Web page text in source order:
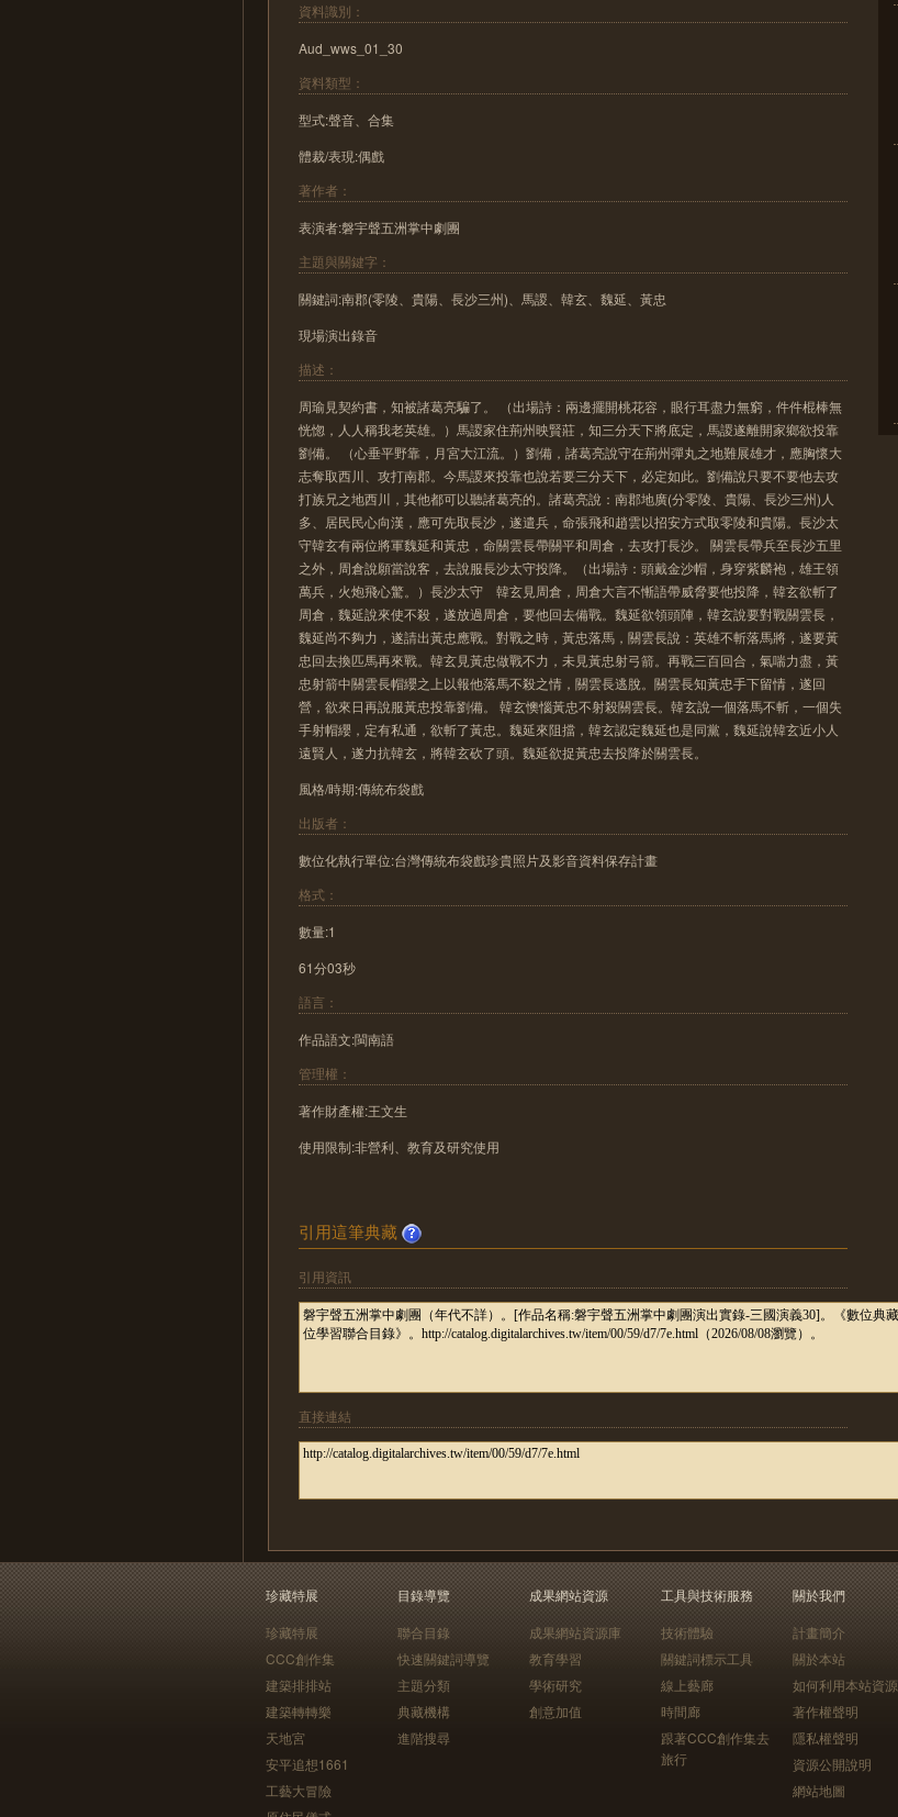
資料識別：
Aud_wws_01_30
資料類型：
型式:聲音、合集
體裁/表現:偶戲
著作者：
表演者:磐宇聲五洲掌中劇團
主題與關鍵字：
關鍵詞:南郡(零陵、貴陽、長沙三州)、馬謖、韓玄、魏延、黃忠
現場演出錄音
描述：
周瑜見契約書，知被諸葛亮騙了。 （出場詩：兩邊擺開桃花容，眼行耳盡力無窮，件件棍棒無
恍惚，人人稱我老英雄。）馬謖家住荊州映賢莊，知三分天下將底定，馬謖遂離開家鄉欲投靠
劉備。 （心垂平野靠，月宮大江流。）劉備，諸葛亮說守在荊州彈丸之地難展雄才，應胸懷大
志奪取西川、攻打南郡。今馬謖來投靠也說若要三分天下，必定如此。劉備說只要不要他去攻
打族兄之地西川，其他都可以聽諸葛亮的。諸葛亮說：南郡地廣(分零陵、貴陽、長沙三州)人
多、居民民心向漢，應可先取長沙，遂遣兵，命張飛和趙雲以招安方式取零陵和貴陽。長沙太
守韓玄有兩位將軍魏延和黃忠，命關雲長帶關平和周倉，去攻打長沙。 關雲長帶兵至長沙五里
之外，周倉說願當說客，去說服長沙太守投降。（出場詩：頭戴金沙帽，身穿紫麟袍，雄王領
萬兵，火炮飛心驚。）長沙太守 韓玄見周倉，周倉大言不慚語帶威脅要他投降，韓玄欲斬了
周倉，魏延說來使不殺，遂放過周倉，要他回去備戰。魏延欲領頭陣，韓玄說要對戰關雲長，
魏延尚不夠力，遂請出黃忠應戰。對戰之時，黃忠落馬，關雲長說：英雄不斬落馬將，遂要黃
忠回去換匹馬再來戰。韓玄見黃忠做戰不力，未見黃忠射弓箭。再戰三百回合，氣喘力盡，黃
忠射箭中關雲長帽纓之上以報他落馬不殺之情，關雲長逃脫。關雲長知黃忠手下留情，遂回
營，欲來日再說服黃忠投靠劉備。 韓玄懊惱黃忠不射殺關雲長。韓玄說一個落馬不斬，一個失
手射帽纓，定有私通，欲斬了黃忠。魏延來阻擋，韓玄認定魏延也是同黨，魏延說韓玄近小人
遠賢人，遂力抗韓玄，將韓玄砍了頭。魏延欲捉黃忠去投降於關雲長。
風格/時期:傳統布袋戲
出版者：
數位化執行單位:台灣傳統布袋戲珍貴照片及影音資料保存計畫
格式：
數量:1
61分03秒
語言：
作品語文:閩南語
管理權：
著作財產權:王文生
使用限制:非營利、教育及研究使用
引用這筆典藏
引用資訊
直接連結
珍藏特展
珍藏特展
CCC創作集
建築排排站
建築轉轉樂
天地宮
安平追想1661
工藝大冒險
目錄導覽
聯合目錄
快速關鍵詞導覽
主題分類
典藏機構
進階搜尋
成果網站資源
成果網站資源庫
教育學習
學術研究
創意加值
工具與技術服務
技術體驗
關鍵詞標示工具
線上藝廊
時間廊
跟著CCC創作集去
旅行
關於我們
計畫簡介
關於本站
如何利用本站資源
著作權聲明
隱私權聲明
資源公開說明
網站地圖